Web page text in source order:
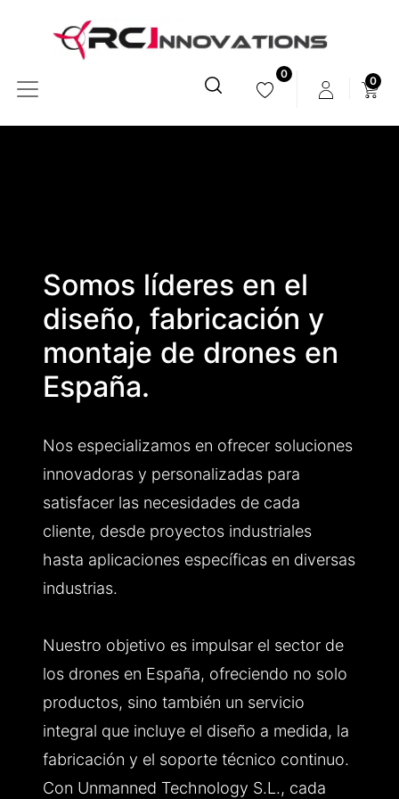
0
0
Somos líderes en el
diseño, fabricación y
montaje de drones en
España.
Nos especializamos en ofrecer soluciones
innovadoras y personalizadas para
satisfacer las necesidades de cada
cliente, desde proyectos industriales
hasta aplicaciones específicas en diversas
industrias.
Nuestro objetivo es impulsar el sector de
los drones en España, ofreciendo no solo
productos, sino también un servicio
integral que incluye el diseño a medida, la
fabricación y el soporte técnico continuo.
Con Unmanned Technology S.L., cada